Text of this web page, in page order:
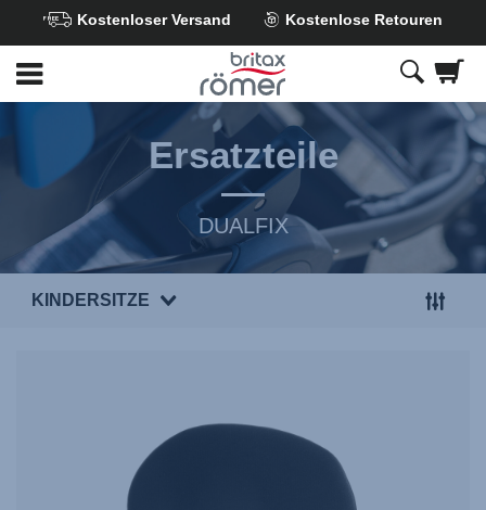
Hauptinhalt
springen
Kostenloser Versand Kostenlose Retouren
Ersatzteile
DUALFIX
KINDERSITZE